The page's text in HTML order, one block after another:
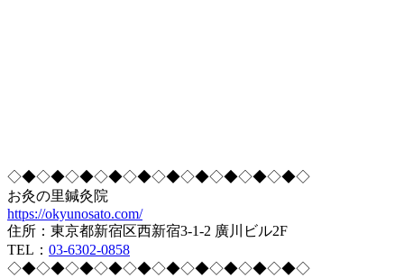
◇◆◇◆◇◆◇◆◇◆◇◆◇◆◇◆◇◆◇◆◇
お灸の里鍼灸院
https://okyunosato.com/
住所：東京都新宿区西新宿3-1-2 廣川ビル2F
TEL： 03-6302-0858
◇◆◇◆◇◆◇◆◇◆◇◆◇◆◇◆◇◆◇◆◇